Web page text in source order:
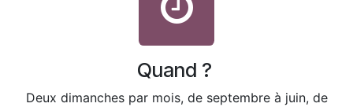
Quand ?
Deux dimanches par mois, de septembre à juin, de